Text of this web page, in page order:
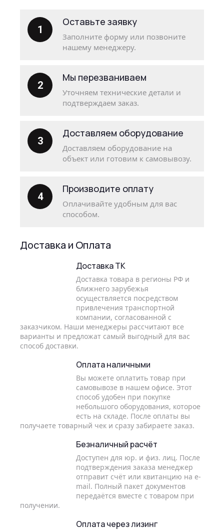
1
Оставьте заявку
Заполните форму или позвоните
нашему менеджеру.
2
Мы перезваниваем
Уточняем технические детали и
подтверждаем заказ.
3
Доставляем оборудование
Доставляем оборудование на
объект или готовим к самовывозу.
4
Производите оплату
Оплачивайте удобным для вас
способом.
Доставка и Оплата
Доставка ТК
Доставка товара в регионы РФ и
ближнего зарубежья
осуществляется посредством
привлечения транспортной
компании, согласованной с
заказчиком. Наши менеджеры рассчитают все
варианты и предложат самый выгодный для вас
способ доставки.
Оплата наличными
Вы можете оплатить товар при
самовывозе в нашем офисе. Этот
способ удобен при покупке
небольшого оборудования, которое
есть на складе. После оплаты вы
получаете товарный чек и сразу забираете заказ.
Безналичный расчёт
Доступен для юр. и физ. лиц. После
подтверждения заказа менеджер
отправит счёт или квитанцию на e-
mail. Полный пакет документов
передаётся вместе с товаром при
получении.
Оплата через лизинг